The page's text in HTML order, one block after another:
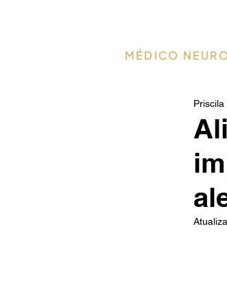
MÉDICO